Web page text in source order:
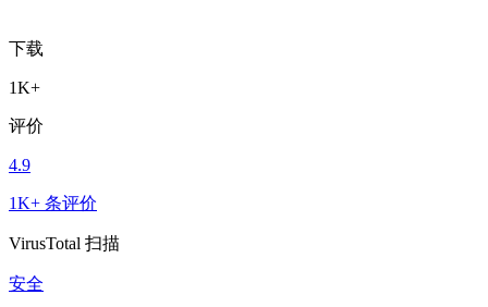
下载
1K+
评价
4.9
1K+ 条评价
VirusTotal 扫描
安全